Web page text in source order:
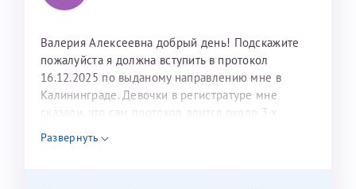
26 июля 2026
Валерия Алексеевна добрый день! Подскажите
пожалуйста я должна вступить в протокол
16.12.2025 по выданому направлению мне в
Калининграде. Девочки в регистратуре мне
сказали, что сам протокол длится около 3-х
недель и 3 недели я должна находится в Питере.
Можно мне новый год провести в Калининграде и
Развернуть